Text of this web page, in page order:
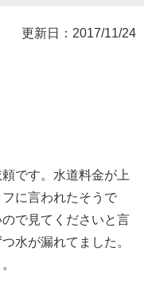
更新日：2017/11/24
です。水道料金が上
に言われたそうで
で見てくださいと言
水が漏れてました。